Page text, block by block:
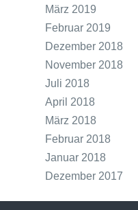
März 2019
Februar 2019
Dezember 2018
November 2018
Juli 2018
April 2018
März 2018
Februar 2018
Januar 2018
Dezember 2017